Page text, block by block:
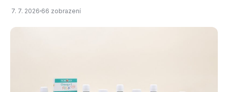
7. 7. 2026 66 zobrazení